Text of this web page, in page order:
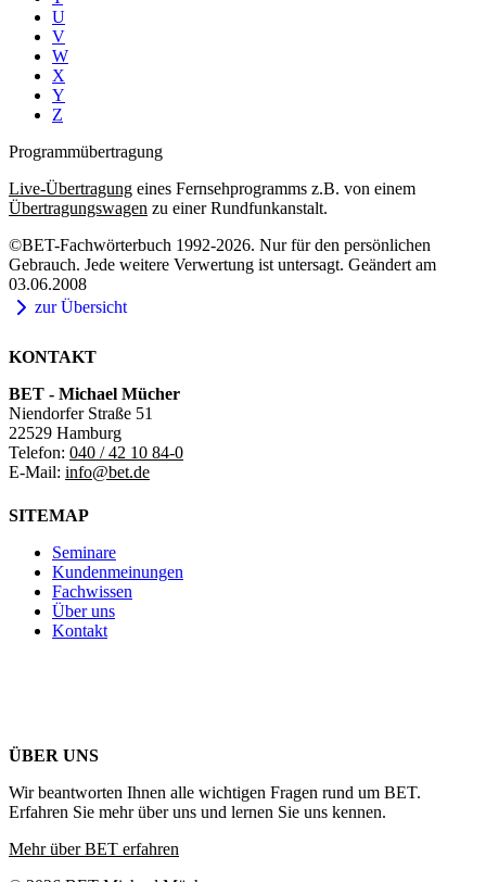
U
V
W
X
Y
Z
Programmübertragung
Live-Übertragung eines Fernsehprogramms z.B. von einem
Übertragungswagen zu einer Rundfunkanstalt.
©BET-Fachwörterbuch 1992-2026. Nur für den persönlichen
Gebrauch. Jede weitere Verwertung ist untersagt. Geändert am
03.06.2008
zur Übersicht
KONTAKT
BET - Michael Mücher
Niendorfer Straße 51
22529 Hamburg
Telefon: 040 / 42 10 84-0
E-Mail: info@bet.de
SITEMAP
Seminare
Kundenmeinungen
Fachwissen
Über uns
Kontakt
ÜBER UNS
Wir beantworten Ihnen alle wichtigen Fragen rund um BET.
Erfahren Sie mehr über uns und lernen Sie uns kennen.
Mehr über BET erfahren